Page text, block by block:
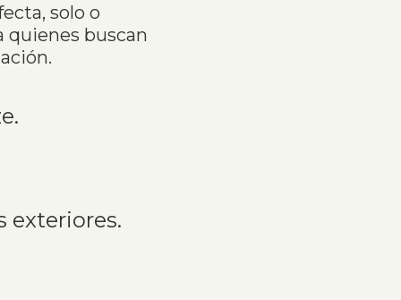
solo o
quienes buscan
exteriores.